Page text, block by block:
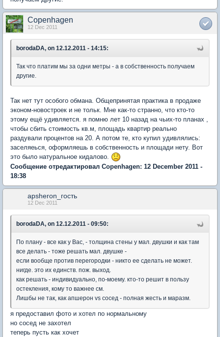
Copenhagen
12 Dec 2011
borodaDA, on 12.12.2011 - 14:15:
Так что платим мы за одни метры - а в собственность получаем
другие.
Так нет тут особого обмана. Общепринятая практика в продаже
эконом-новостроек и не тольк. Мне как-то странно, что кто-то
этому ещё удивляется. я помню лет 10 назад на чьих-то планах ,
чтобы сбить стоимость кв.м, площадь квартир реально
раздували процентов на 20. А потом те, кто купил удивлялись:
заселяеься, оформляешь в собственность и площади нету. Вот
это было натуральное кидалово.
Сообщение отредактировал Copenhagen: 12 December 2011 -
18:38
apsheron_гость
12 Dec 2011
borodaDA, on 12.12.2011 - 09:50:
По плану - все как у Вас, - толщина стены у мал. двушки и как там
все делать - тоже решать мал. двушке -
если вообще против перегородки - никто ее сделать не может.
нигде. это их единств. пож. выход.
как решать - индивидуально, по-моему. кто-то решит в пользу
остекления, кому то важнее см.
Лишбы не так, как апшерон vs сосед - полная жесть и маразм.
я предоставил фото и хотел по нормальному
но сосед не захотел
теперь пусть как хочет